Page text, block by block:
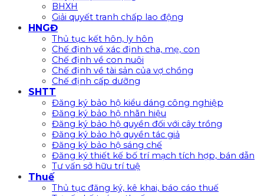
BHXH
Giải quyết tranh chấp lao động
HNGĐ
Thủ tục kết hôn, ly hôn
Chế định về xác định cha, mẹ, con
Chế định về con nuôi
Chế định về tài sản của vợ chồng
Chế định cấp dưỡng
SHTT
Đăng ký bảo hộ kiểu dáng công nghiệp
Đăng ký bảo hộ nhãn hiệu
Đăng ký bảo hộ quyền đối với cây trồng
Đăng ký bảo hộ quyền tác giả
Đăng ký bảo hộ sáng chế
Đăng ký thiết kế bố trí mạch tích hợp, bán dẫn
Tư vấn sở hữu trí tuệ
Thuế
Thủ tục đăng ký, kê khai, báo cáo thuế